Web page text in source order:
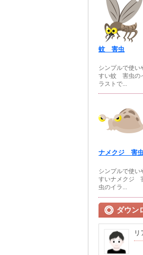
蚊 害虫
シンプルで使い
すい蚊 害虫の
ラストで...
ナメクジ 害
シンプルで使い
すいナメクジ
虫のイラ...
ダウン